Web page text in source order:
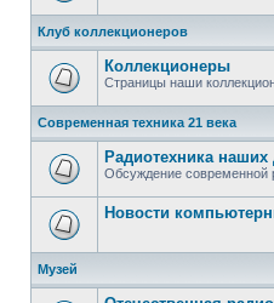
Клуб коллекционеров
Коллекционеры
Страницы наши
Современная техника 21 века
Радиотехника наших
Обсуждение современной
Новости
Музей